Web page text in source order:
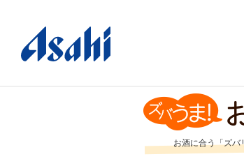
お酒に合う「ズバ